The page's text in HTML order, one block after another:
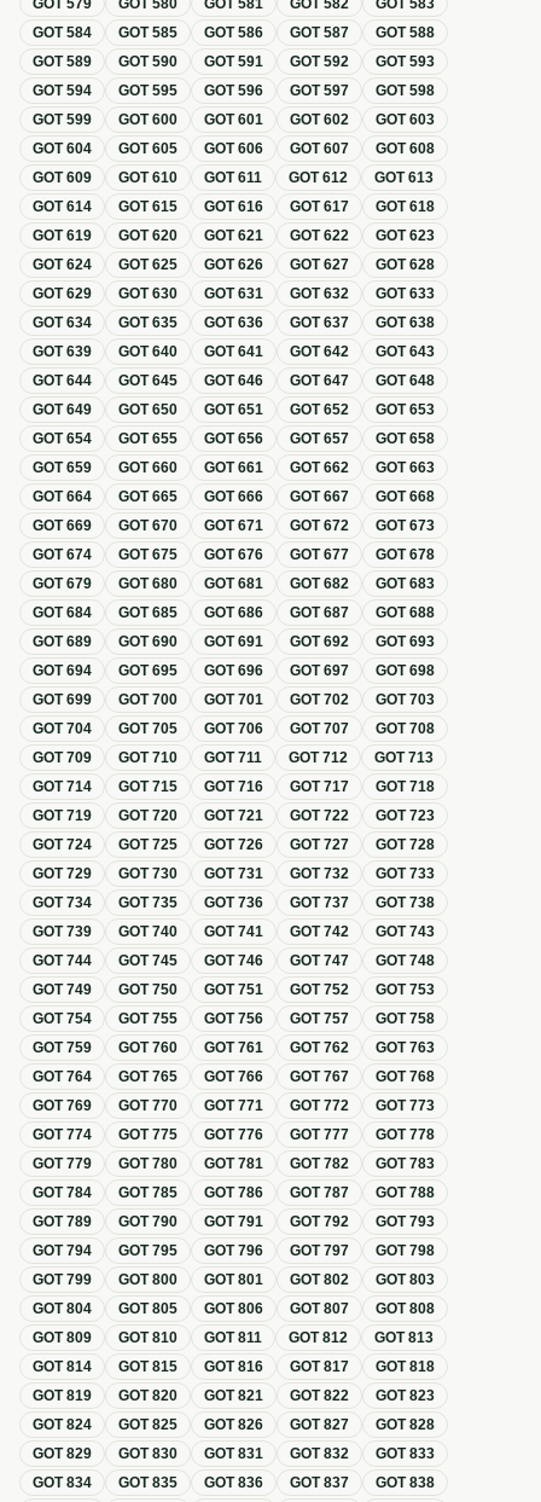
GOT579 GOT580 GOT581 GOT582 GOT583
GOT584 GOT585 GOT586 GOT587 GOT588
GOT589 GOT590 GOT591 GOT592 GOT593
GOT594 GOT595 GOT596 GOT597 GOT598
GOT599 GOT600 GOT601 GOT602 GOT603
GOT604 GOT605 GOT606 GOT607 GOT608
GOT609 GOT610 GOT611 GOT612 GOT613
GOT614 GOT615 GOT616 GOT617 GOT618
GOT619 GOT620 GOT621 GOT622 GOT623
GOT624 GOT625 GOT626 GOT627 GOT628
GOT629 GOT630 GOT631 GOT632 GOT633
GOT634 GOT635 GOT636 GOT637 GOT638
GOT639 GOT640 GOT641 GOT642 GOT643
GOT644 GOT645 GOT646 GOT647 GOT648
GOT649 GOT650 GOT651 GOT652 GOT653
GOT654 GOT655 GOT656 GOT657 GOT658
GOT659 GOT660 GOT661 GOT662 GOT663
GOT664 GOT665 GOT666 GOT667 GOT668
GOT669 GOT670 GOT671 GOT672 GOT673
GOT674 GOT675 GOT676 GOT677 GOT678
GOT679 GOT680 GOT681 GOT682 GOT683
GOT684 GOT685 GOT686 GOT687 GOT688
GOT689 GOT690 GOT691 GOT692 GOT693
GOT694 GOT695 GOT696 GOT697 GOT698
GOT699 GOT700 GOT701 GOT702 GOT703
GOT704 GOT705 GOT706 GOT707 GOT708
GOT709 GOT710 GOT711 GOT712 GOT713
GOT714 GOT715 GOT716 GOT717 GOT718
GOT719 GOT720 GOT721 GOT722 GOT723
GOT724 GOT725 GOT726 GOT727 GOT728
GOT729 GOT730 GOT731 GOT732 GOT733
GOT734 GOT735 GOT736 GOT737 GOT738
GOT739 GOT740 GOT741 GOT742 GOT743
GOT744 GOT745 GOT746 GOT747 GOT748
GOT749 GOT750 GOT751 GOT752 GOT753
GOT754 GOT755 GOT756 GOT757 GOT758
GOT759 GOT760 GOT761 GOT762 GOT763
GOT764 GOT765 GOT766 GOT767 GOT768
GOT769 GOT770 GOT771 GOT772 GOT773
GOT774 GOT775 GOT776 GOT777 GOT778
GOT779 GOT780 GOT781 GOT782 GOT783
GOT784 GOT785 GOT786 GOT787 GOT788
GOT789 GOT790 GOT791 GOT792 GOT793
GOT794 GOT795 GOT796 GOT797 GOT798
GOT799 GOT800 GOT801 GOT802 GOT803
GOT804 GOT805 GOT806 GOT807 GOT808
GOT809 GOT810 GOT811 GOT812 GOT813
GOT814 GOT815 GOT816 GOT817 GOT818
GOT819 GOT820 GOT821 GOT822 GOT823
GOT824 GOT825 GOT826 GOT827 GOT828
GOT829 GOT830 GOT831 GOT832 GOT833
GOT834 GOT835 GOT836 GOT837 GOT838